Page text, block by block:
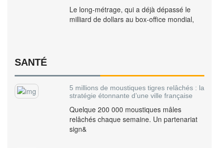
Le long-métrage, qui a déjà dépassé le
milliard de dollars au box-office mondial,
SANTÉ
5 millions de moustiques tigres relâchés : la
stratégie étonnante d’une ville française
Quelque 200 000 moustiques mâles
relâchés chaque semaine. Un partenariat
sign&